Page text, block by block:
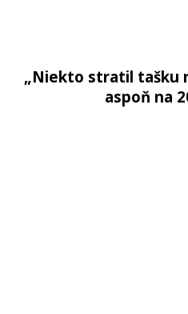
„Niekto stratil tašku
aspoň na